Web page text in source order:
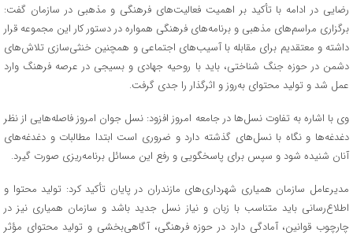
رضایی در ادامه با تأکید بر اهمیت فعالیت‌های فرهنگی و مذهبی در سازمان گفت:
برگزاری مراسم‌های مذهبی و برنامه‌های فرهنگی همواره در دستور کار این مجموعه قرار
داشته و معتقدیم برای مقابله با آسیب‌های اجتماعی و همچنین خنثی‌سازی تلاش‌های
دشمن در حوزه جنگ شناختی، باید با روحیه جهادی و بسیجی در عرصه فرهنگ وارد
عمل شد و تولید محتوای به‌روز و اثرگذار را جدی گرفت.
وی با اشاره به تفاوت نسل‌ها در جامعه امروز افزود: نسل جوان امروز فاصله‌هایی از نظر
دغدغه‌ها و نگاه با نسل‌های گذشته دارد و ضروری است ابتدا مطالبات و دغدغه‌های
آنان شنیده شود و سپس برای پاسخگویی و رفع این مسائل برنامه‌ریزی صورت گیرد.
مدیرعامل سازمان همیاری شهرداری‌های مازندران در پایان تأکید کرد: تولید محتوا و
اطلاع‌رسانی باید متناسب با زبان و نیاز نسل جدید باشد و سازمان همیاری نیز در
چارچوب قوانین، آمادگی دارد در حوزه فرهنگی، آگاهی‌بخشی و تولید محتوای مؤثر